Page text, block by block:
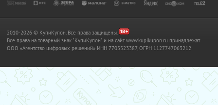
2010-2026 © КупиКупон. Все права защищены.
Все права на товарный знак "КупиКупон" и на сайт www.kupikupon.ru принадлежат
OOO «Агентство цифровых решений» ИНН 7705523387, ОГРН 1127747063212